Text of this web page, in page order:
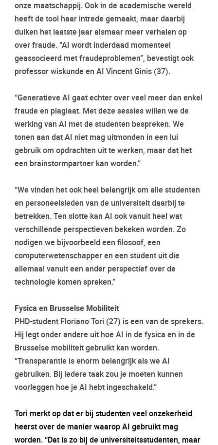
onze maatschappij. Ook in de academische wereld
heeft de tool haar intrede gemaakt, maar daarbij
duiken het laatste jaar alsmaar meer verhalen op
over fraude. “AI wordt inderdaad momenteel
geassocieerd met fraudeproblemen”, bevestigt ook
professor wiskunde en AI Vincent Ginis (37).
“Generatieve AI gaat echter over veel meer dan enkel
fraude en plagiaat. Met deze sessies willen we de
werking van AI met de studenten bespreken. We
tonen aan dat AI niet mag uitmonden in een lui
gebruik om opdrachten uit te werken, maar dat het
een brainstormpartner kan worden.”
“We vinden het ook heel belangrijk om alle studenten
en personeelsleden van de universiteit daarbij te
betrekken. Ten slotte kan AI ook vanuit heel wat
verschillende perspectieven bekeken worden. Zo
nodigen we bijvoorbeeld een filosoof, een
computerwetenschapper en een student uit die
allemaal vanuit een ander perspectief over de
technologie komen spreken.”
Fysica en Brusselse Mobiliteit
PHD-student Floriano Tori (27) is een van de sprekers.
Hij legt onder andere uit hoe AI in de fysica en in de
Brusselse mobiliteit gebruikt kan worden.
“Transparantie is enorm belangrijk als we AI
gebruiken. Bij iedere taak zou je moeten kunnen
voorleggen hoe je AI hebt ingeschakeld.”
Tori merkt op dat er bij studenten veel onzekerheid
heerst over de manier waarop AI gebruikt mag
worden. “Dat is zo bij de universiteitsstudenten, maar